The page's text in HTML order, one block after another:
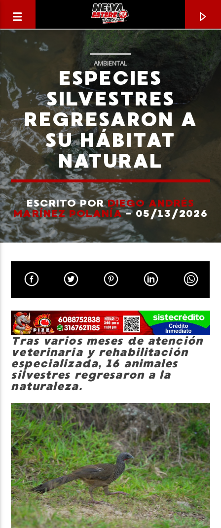
CANCIÓN ACTUAL
TÍTULO
ARTISTA
Neiva Estereo
AMBIENTAL
ESPECIES
SILVESTRES
REGRESARON A
SU HÁBITAT
NATURAL
ESCRITO PORDIEGO ANDRÉS
MARÍNEZ POLANÍA- 05/13/2026
Tras varios meses de atención
veterinaria y rehabilitación
especializada, 16 animales
silvestres regresaron a la
naturaleza.